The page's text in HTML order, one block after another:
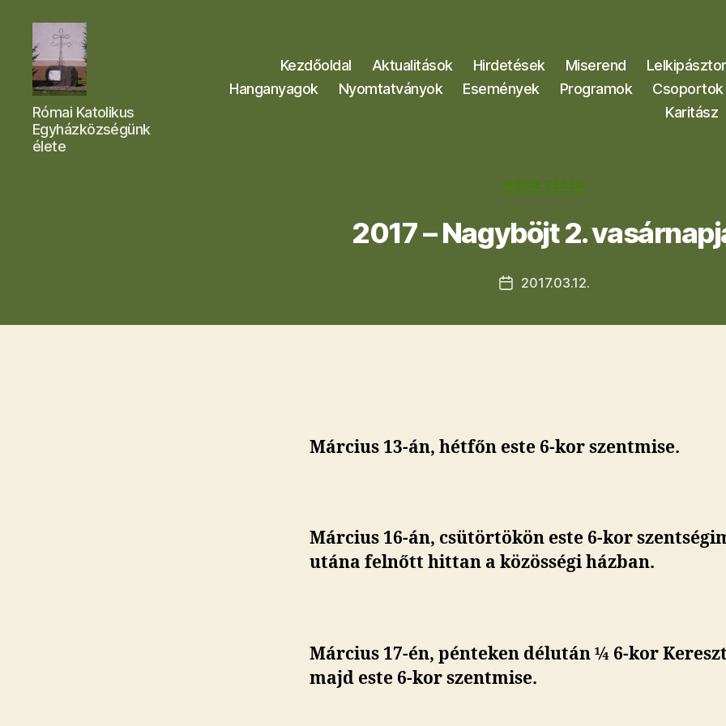
Letkési
Egyházközség
Római Katolikus
Egyházközségünk
élete
Kezdőoldal Aktualitások Hirdetések Miserend
Hanganyagok
Nyomtatványok Események Programok Csoportok
Karitász
Kategóriák
HIRDETÉSEK
2017 – Nagyböjt 2.
Bejegyzés
2017.03.12.
Március 13-án, hétfőn este 6-kor szentmise.
Március 16-án, csütörtökön este 6-kor
utána felnőtt hittan a közösségi házban.
Március 17-én, pénteken délután¼ 6-kor
majd este 6-kor szentmise.